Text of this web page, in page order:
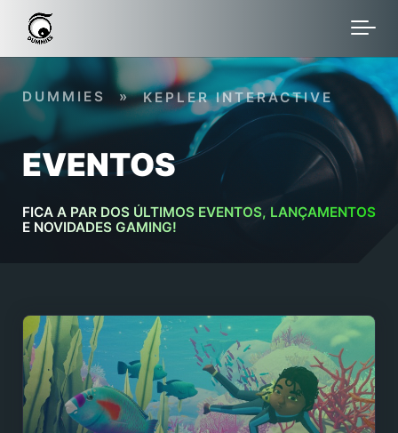
Skip to main content
EVENTOS
FICA A PAR DOS ÚLTIMOS EVENTOS, LANÇAMENTOS
E NOVIDADES GAMING!
DUMMIES » KEPLER INTERACTIVE